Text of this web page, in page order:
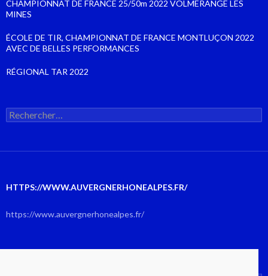
CHAMPIONNAT DE FRANCE 25/50m 2022 VOLMERANGE LES
MINES
ÉCOLE DE TIR, CHAMPIONNAT DE FRANCE MONTLUÇON 2022
AVEC DE BELLES PERFORMANCES
RÉGIONAL TAR 2022
Rechercher :
HTTPS://WWW.AUVERGNERHONEALPES.FR/
https://www.auvergnerhonealpes.fr/